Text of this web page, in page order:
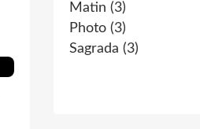
Matin (3)
Photo (3)
Sagrada (3)